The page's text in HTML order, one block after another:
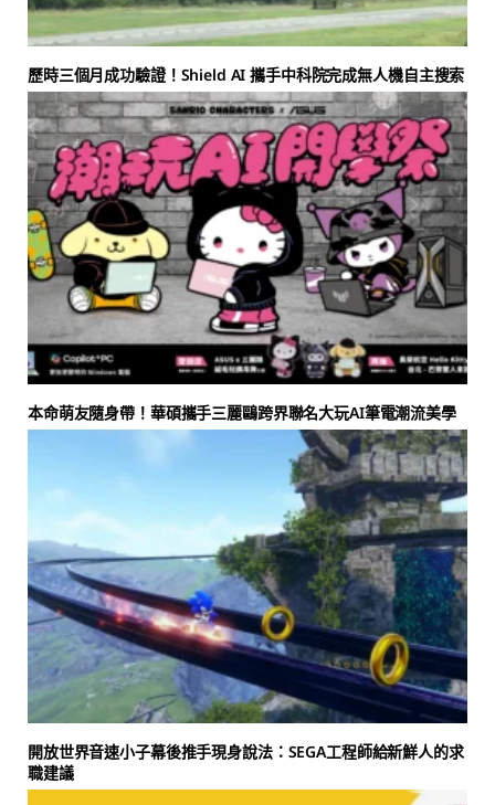
歷時三個月成功驗證！Shield AI 攜手中科院完成無人機自主搜索
本命萌友隨身帶！華碩攜手三麗鷗跨界聯名大玩AI筆電潮流美學
開放世界音速小子幕後推手現身說法：SEGA工程師給新鮮人的求
職建議